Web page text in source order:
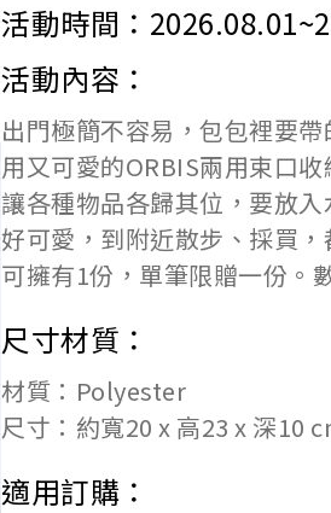
活動時間：
活動內容：
出門極簡不容易，包包裡要
用又可愛的ORBIS兩用束口
讓各種物品各歸其位，要放
好可愛，到附近散步、採買
可擁有1份，單筆限贈一份。
尺寸材質：
材質：Polyester
尺寸：約寬20 x 高23 x 深10
適用訂購：